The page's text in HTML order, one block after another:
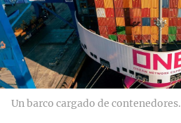
Un barco cargado de contenedores.